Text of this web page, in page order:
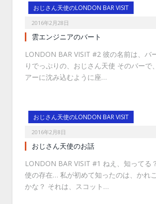
おじさん天使のLONDON BAR VISIT
2016年2月28日
雲エンジニアのバート
LONDON BAR VISIT #2 彼の名前は、バ
りでっぷりの、おじさん天使 そのバーで
アーに沈み込むように座…
おじさん天使のLONDON BAR VISIT
2016年2月8日
おじさん天使のお話
LONDON BAR VISIT #1 ねえ、知ってる
使の存在… 私が初めて知ったのは、かれ
かな？ それは、スコット…